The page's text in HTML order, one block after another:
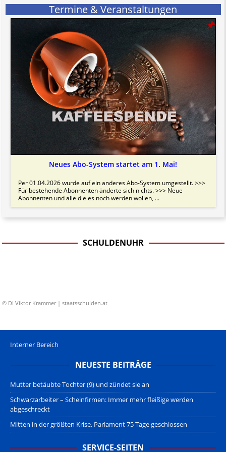
Termine & Veranstaltungen
Neues Abo-System startet am 1. Mai!
Per 01.04.2026 wurde auf ein anderes Abo-System umgestellt. >>>
Für bestehende Abonnenten änderte sich nichts. >>> Neue
Abonnenten und alle die es noch werden wollen, ...
SCHULDENUHR
© DI Viktor Krammer | staatsschulden.at
Interner Bereich
NEUESTE BEITRÄGE
Mutter betäubte Tochter (9) und zündet sie an
Schwarzarbeiter – Scheinfirmen: Immer mehr fleißige werden
abgeschreckt
Mitten in der größten Krise, Parlament 75 Tage geschlossen
SERVICE-SEITEN